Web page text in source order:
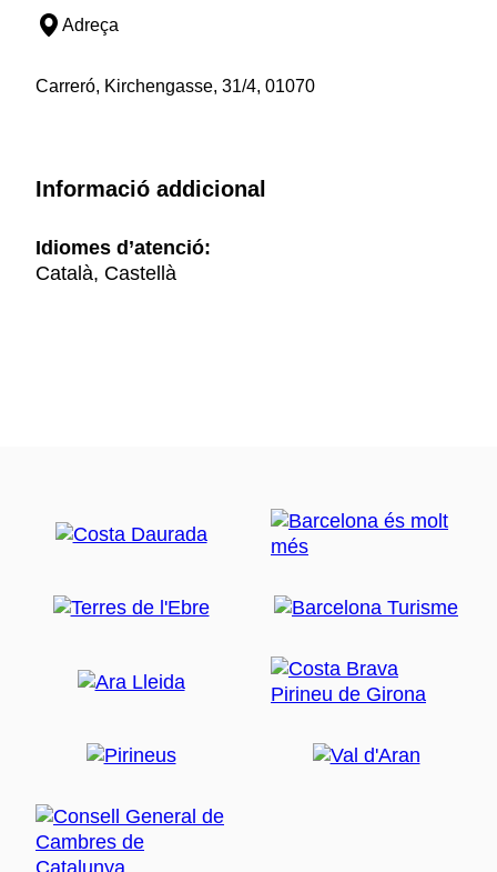
Adreça
Carreró, Kirchengasse, 31/4, 01070
Informació addicional
Idiomes d’atenció:
Català, Castellà